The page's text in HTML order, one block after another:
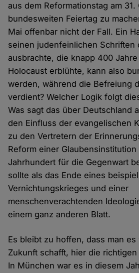
aus dem Reformationstag am
bundesweiten Feiertag zu
Mai offenbar nicht der Fall. Ein
seinen judenfeinlichen Schriften
ausbrachte, die knapp 400
Holocaust erblühte, kann also
werden, während die Befreiung
verdient? Welcher Logik folgt
Was sagt das über Deutschland
den Einfluss der evangelischen
zu den Vertretern der
Reform einer
Jahrhundert für die Gegenwart
sollte als das Ende eines
Vernichtungskrieges und einer
menschenverachtenden
einem ganz anderen Blatt.
Es bleibt zu hoffen, dass man
Zukunft schafft, hier die
In München war es in diesem